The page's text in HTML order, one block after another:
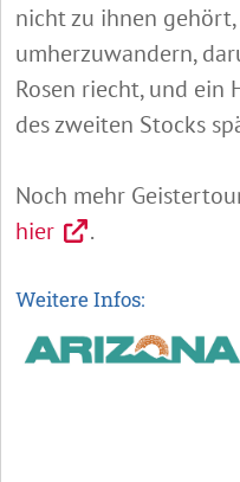
nicht zu ihnen
umherzuwandern,
Rosen riecht, und ein
des zweiten Stocks
Noch mehr
hier
.
Weitere Infos: